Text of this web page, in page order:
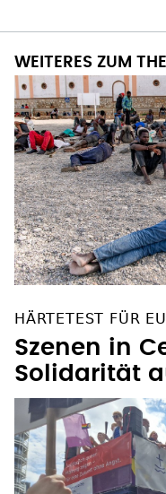
WEITERES ZUM
HÄRTETEST FÜR
Szenen in
Solidarität